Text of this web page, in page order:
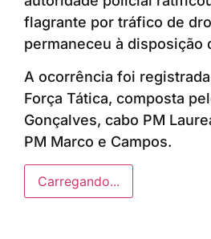
flagrante por tráfico de
permaneceu à disposição
A ocorrência foi
Força Tática, composta
Gonçalves, cabo PM
PM Marco e Campos.
Carregando...